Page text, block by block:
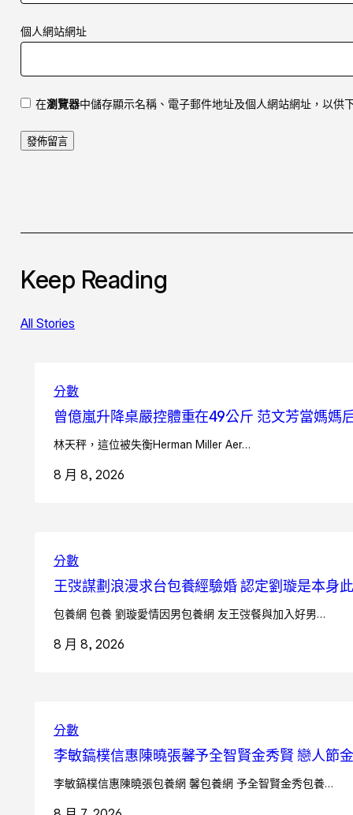
個人網站網址
在瀏覽器中儲存顯示名稱、電子郵件地址及個人網站網址，以供
Keep Reading
All Stories
分數
曾億嵐升降桌嚴控體重在49公斤 范文芳當媽媽
林天秤，這位被失衡Herman Miller Aer…
8 月 8, 2026
分數
王弢謀劃浪漫求台包養經驗婚 認定劉璇是本身
包養網 包養 劉璇愛情因男包養網 友王弢餐與加入好男…
8 月 8, 2026
分數
李敏鎬樸信惠陳曉張馨予全智賢金秀賢 戀人節
李敏鎬樸信惠陳曉張包養網 馨包養網 予全智賢金秀包養…